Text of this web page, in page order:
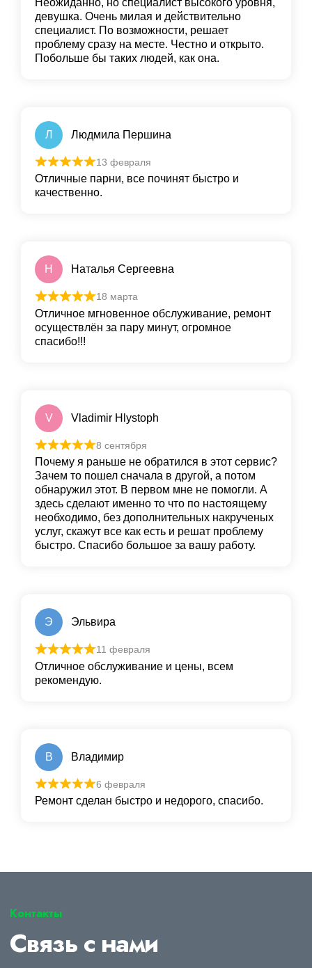
Неожиданно, но специалист высокого уровня,
девушка. Очень милая и действительно
специалист. По возможности, решает
проблему сразу на месте. Честно и открыто.
Побольше бы таких людей, как она.
Л Людмила Першина
13 февраля
Отличные парни, все починят быстро и
качественно.
Н Наталья Сергеевна
18 марта
Отличное мгновенное обслуживание, ремонт
осуществлён за пару минут, огромное
спасибо!!!
V Vladimir Hlystoph
8 сентября
Почему я раньше не обратился в этот сервис?
Зачем то пошел сначала в другой, а потом
обнаружил этот. В первом мне не помогли. А
здесь сделают именно то что по настоящему
необходимо, без дополнительных накрученых
услуг, скажут все как есть и решат проблему
быстро. Спасибо большое за вашу работу.
Э Эльвира
11 февраля
Отличное обслуживание и цены, всем
рекомендую.
В Владимир
6 февраля
Ремонт сделан быстро и недорого, спасибо.
Контакты
Связь с нами